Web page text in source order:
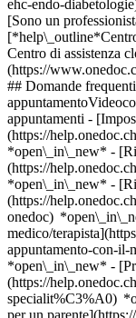
ehc-endo-
[Sono un
Centro di assistenza
(https://
## Domande
appuntamenti -
(https://
*open\_in\_new* -
(https://
*open\_in\_new* -
(https://
onedoc)
medico/
appuntamento-con-il-
*open\_in\_new* -
(https://
specialit%C3%A0)
per un